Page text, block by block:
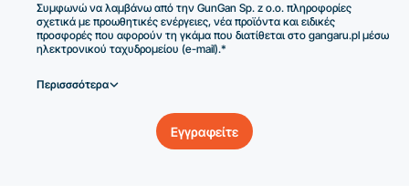
Συμφωνώ να λαμβάνω από την GunGan Sp. z o.o. πληροφορίες
σχετικά με προωθητικές ενέργειες, νέα προϊόντα και ειδικές
προσφορές που αφορούν τη γκάμα που διατίθεται στο gangaru.pl μέσω
ηλεκτρονικού ταχυδρομείου (e-mail).*
Περισσσότερα
Εγγραφείτε